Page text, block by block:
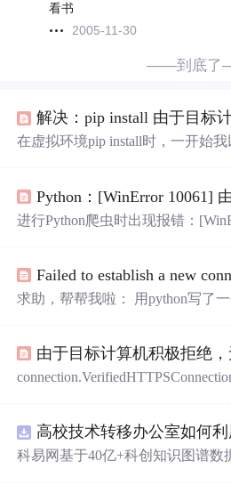
看书
2005-11-30
——到底
在虚拟环境pip install时，一开始
e)) after
进行Python爬虫时出现报错：
求助，帮帮我啦： 用python写了
b......
由于目标计算机积极拒绝
ml/ Retrying (Retry(total=0, connect=None, read=None, redirect
=None)) after connection broken b.
科易网基于40亿+科创知识图谱数